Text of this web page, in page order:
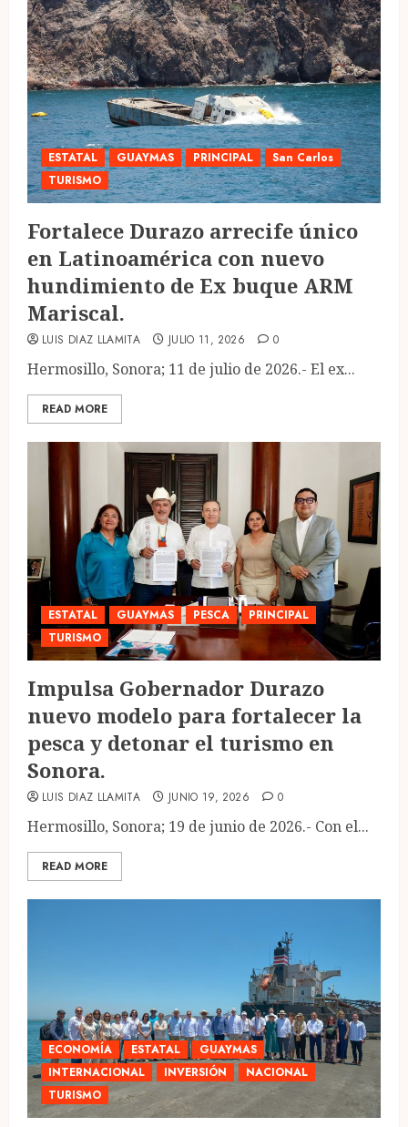
ESTATAL GUAYMAS PRINCIPAL
San Carlos
TURISMO
Fortalece Durazo arrecife único
en Latinoamérica con nuevo
hundimiento de Ex buque ARM
Mariscal.
LUIS DIAZ LLAMITA JULIO 11, 2026 0
Hermosillo, Sonora; 11 de julio de 2026.- El ex...
READ MORE
ESTATAL GUAYMAS PESCA
PRINCIPAL
TURISMO
Impulsa Gobernador Durazo
nuevo modelo para fortalecer la
pesca y detonar el turismo en
Sonora.
LUIS DIAZ LLAMITA JUNIO 19, 2026 0
Hermosillo, Sonora; 19 de junio de 2026.- Con el...
READ MORE
ECONOMÍA ESTATAL
GUAYMAS
INTERNACIONAL
INVERSIÓN
NACIONAL
TURISMO